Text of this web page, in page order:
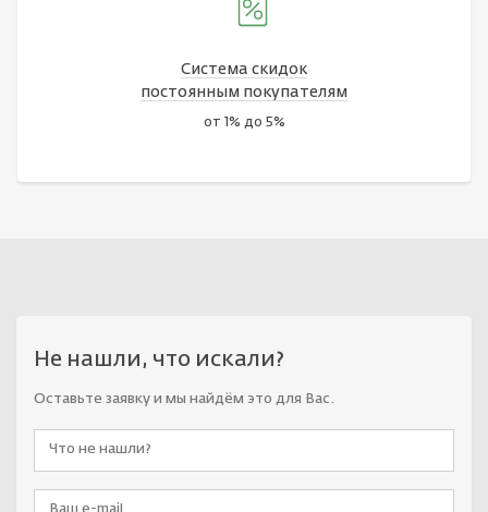
Система скидок
постоянным покупателям
от 1% до 5%
Не нашли, что искали?
Оставьте заявку и мы найдём это для Вас.